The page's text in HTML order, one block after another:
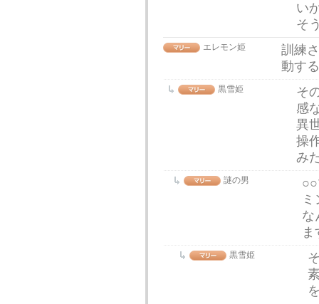
い
そ
エレモン姫
訓練
動す
黒雪姫
そ
感
異
操
み
謎の男
な
黒雪姫